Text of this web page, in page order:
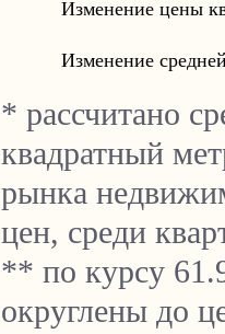
Изменение цены
Изменение
* рассчитано
квадратный
рынка
цен, среди
** по курсу
округлены до